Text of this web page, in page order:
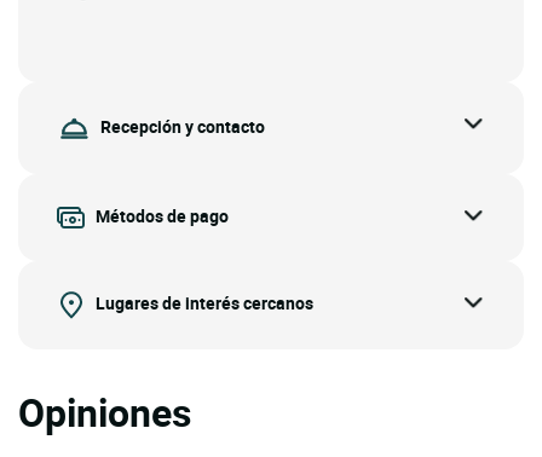
Recepción y contacto
Métodos de pago
Lugares de interés cercanos
Opiniones